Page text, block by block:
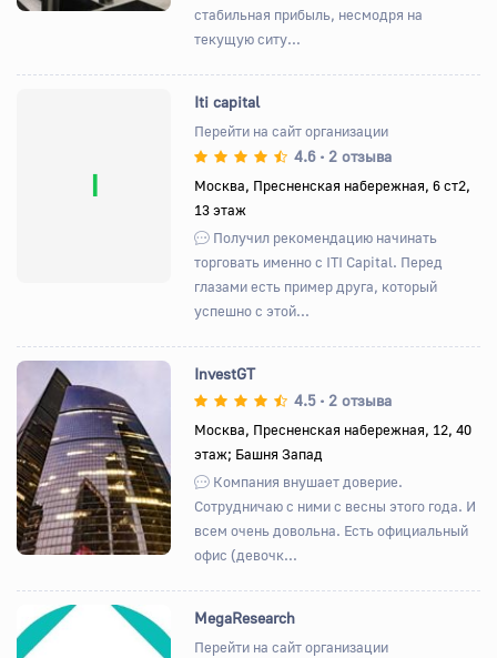
стабильная прибыль, несмодря на
текущую ситу...
I
Iti capital
Перейти на сайт организации
4.6 • 2 отзыва
Москва, Пресненская набережная, 6 ст2,
13 этаж
Получил рекомендацию начинать
торговать именно с ITI Capital. Перед
глазами есть пример друга, который
успешно с этой...
Назад Вперед
InvestGT
4.5 • 2 отзыва
Москва, Пресненская набережная, 12, 40
этаж; Башня Запад
Компания внушает доверие.
Сотрудничаю с ними с весны этого года. И
всем очень довольна. Есть официальный
офис (девочк...
MegaResearch
Перейти на сайт организации